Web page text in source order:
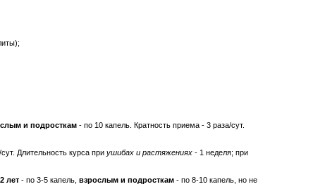
и подросткам - по 10 капель. Кратность приема - 3 раза/сут.
Длительность курса при ушибах и растяжениях - 1 неделя; при
лет - по 3-5 капель, взрослым и подросткам - по 8-10 капель, но не